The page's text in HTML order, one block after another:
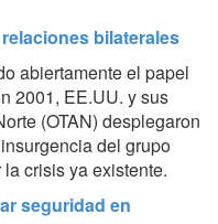
bilaterales
abiertamente el papel
2001, EE.UU. y sus
(OTAN) desplegaron
del grupo
crisis ya existente.
seguridad en